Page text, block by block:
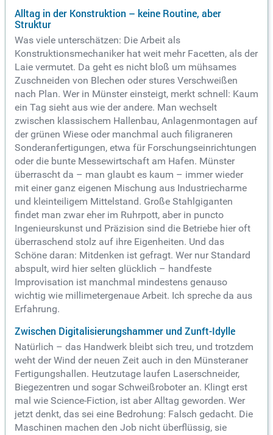
Alltag in der Konstruktion – keine Routine, aber
Struktur
Was viele unterschätzen: Die Arbeit als
Konstruktionsmechaniker hat weit mehr Facetten, als der
Laie vermutet. Da geht es nicht bloß um mühsames
Zuschneiden von Blechen oder stures Verschweißen
nach Plan. Wer in Münster einsteigt, merkt schnell: Kaum
ein Tag sieht aus wie der andere. Man wechselt
zwischen klassischem Hallenbau, Anlagenmontagen auf
der grünen Wiese oder manchmal auch filigraneren
Sonderanfertigungen, etwa für Forschungseinrichtungen
oder die bunte Messewirtschaft am Hafen. Münster
überrascht da – man glaubt es kaum – immer wieder
mit einer ganz eigenen Mischung aus Industriecharme
und kleinteiligem Mittelstand. Große Stahlgiganten
findet man zwar eher im Ruhrpott, aber in puncto
Ingenieurskunst und Präzision sind die Betriebe hier oft
überraschend stolz auf ihre Eigenheiten. Und das
Schöne daran: Mitdenken ist gefragt. Wer nur Standard
abspult, wird hier selten glücklich – handfeste
Improvisation ist manchmal mindestens genauso
wichtig wie millimetergenaue Arbeit. Ich spreche da aus
Erfahrung.
Zwischen Digitalisierungshammer und Zunft-Idylle
Natürlich – das Handwerk bleibt sich treu, und trotzdem
weht der Wind der neuen Zeit auch in den Münsteraner
Fertigungshallen. Heutzutage laufen Laserschneider,
Biegezentren und sogar Schweißroboter an. Klingt erst
mal wie Science-Fiction, ist aber Alltag geworden. Wer
jetzt denkt, das sei eine Bedrohung: Falsch gedacht. Die
Maschinen machen den Job nicht überflüssig, sie